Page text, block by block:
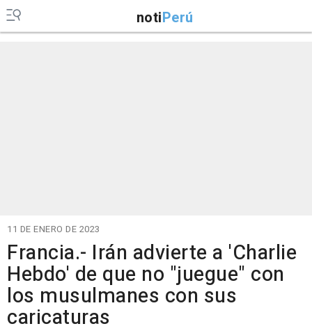
notiPerú
11 DE ENERO DE 2023
Francia.- Irán advierte a 'Charlie
Hebdo' de que no "juegue" con
los musulmanes con sus
caricaturas